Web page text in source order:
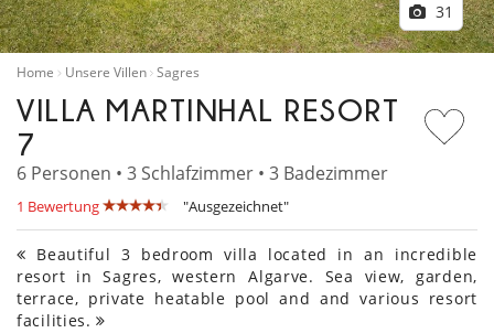
31
Home Unsere Villen Sagres
VILLA MARTINHAL RESORT
7
6 Personen • 3 Schlafzimmer • 3 Badezimmer
1 Bewertung "Ausgezeichnet"
Beautiful 3 bedroom villa located in an incredible
resort in Sagres, western Algarve. Sea view, garden,
terrace, private heatable pool and and various resort
facilities.